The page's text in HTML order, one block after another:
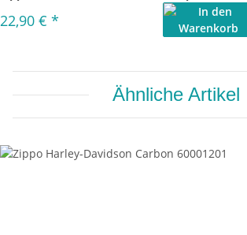
22,90 € *
Ähnliche Artikel